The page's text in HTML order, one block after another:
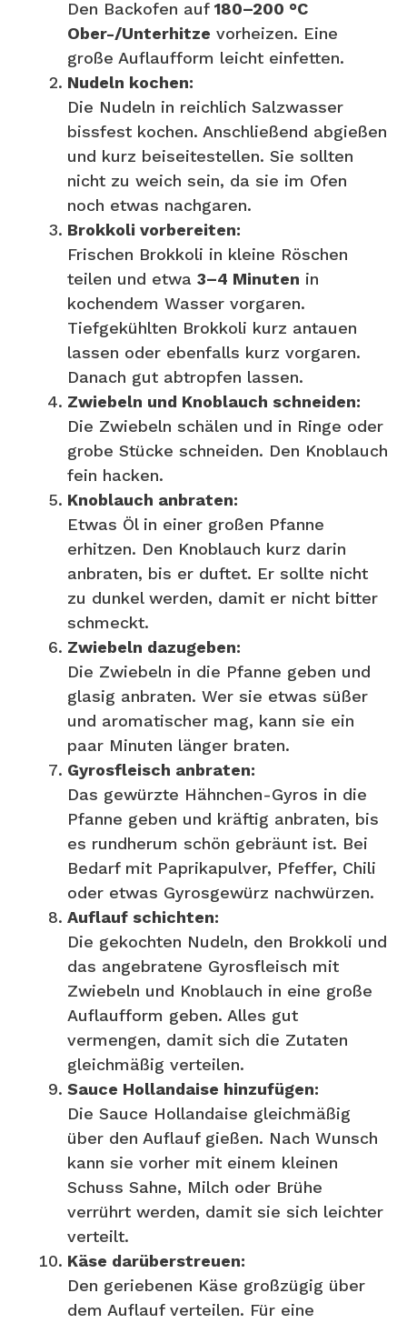
Den Backofen auf 180–200 °C
Ober-/Unterhitze vorheizen. Eine
große Auflaufform leicht einfetten.
Nudeln kochen:
Die Nudeln in reichlich Salzwasser
bissfest kochen. Anschließend abgießen
und kurz beiseitestellen. Sie sollten
nicht zu weich sein, da sie im Ofen
noch etwas nachgaren.
Brokkoli vorbereiten:
Frischen Brokkoli in kleine Röschen
teilen und etwa 3–4 Minuten in
kochendem Wasser vorgaren.
Tiefgekühlten Brokkoli kurz antauen
lassen oder ebenfalls kurz vorgaren.
Danach gut abtropfen lassen.
Zwiebeln und Knoblauch schneiden:
Die Zwiebeln schälen und in Ringe oder
grobe Stücke schneiden. Den Knoblauch
fein hacken.
Knoblauch anbraten:
Etwas Öl in einer großen Pfanne
erhitzen. Den Knoblauch kurz darin
anbraten, bis er duftet. Er sollte nicht
zu dunkel werden, damit er nicht bitter
schmeckt.
Zwiebeln dazugeben:
Die Zwiebeln in die Pfanne geben und
glasig anbraten. Wer sie etwas süßer
und aromatischer mag, kann sie ein
paar Minuten länger braten.
Gyrosfleisch anbraten:
Das gewürzte Hähnchen-Gyros in die
Pfanne geben und kräftig anbraten, bis
es rundherum schön gebräunt ist. Bei
Bedarf mit Paprikapulver, Pfeffer, Chili
oder etwas Gyrosgewürz nachwürzen.
Auflauf schichten:
Die gekochten Nudeln, den Brokkoli und
das angebratene Gyrosfleisch mit
Zwiebeln und Knoblauch in eine große
Auflaufform geben. Alles gut
vermengen, damit sich die Zutaten
gleichmäßig verteilen.
Sauce Hollandaise hinzufügen:
Die Sauce Hollandaise gleichmäßig
über den Auflauf gießen. Nach Wunsch
kann sie vorher mit einem kleinen
Schuss Sahne, Milch oder Brühe
verrührt werden, damit sie sich leichter
verteilt.
Käse darüberstreuen:
Den geriebenen Käse großzügig über
dem Auflauf verteilen. Für eine